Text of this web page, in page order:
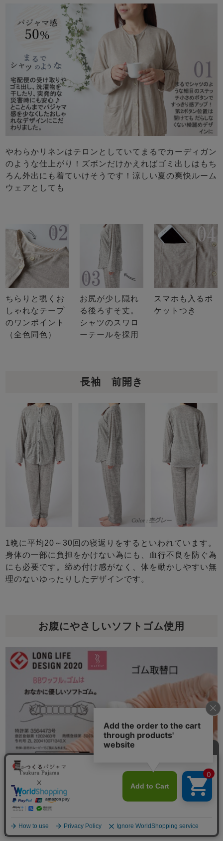
メニュー
やわらかリネンはテロンとしていてまるでカーディガン
のような仕上がり！ズボンだけかえればゴミ出しはもち
ろん外出にも着ていけそうです！涼しい夏の爽快ルーム
ウェアとしても
ちらりと覗くお
しゃれなテープ
のワンポイント
（全色同色）
お尻が少し隠れ
る後ろすそ丈。
シャツのスワロ
ーテールを採用
スマホも入るポ
ケットつき
長袖 前開き
1晩に平均20～30回の寝返りをするといわれています。
身体の一部に負担をかけない為にも、血行不良を防ぐ為
にも必要です。締め付け感がなく、体を動かしやすい無
理のないゆったりしたデザインです。
お腹にやさしいソフトゴム使用
ができます。